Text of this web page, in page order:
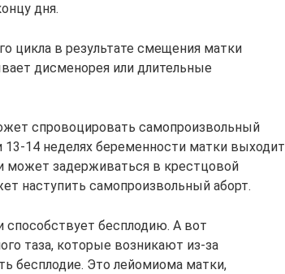
дня.
цикла в результате смещения матки
дисменорея или длительные
спровоцировать самопроизвольный
14 неделях беременности матки выходит
может задерживаться в крестцовой
наступить самопроизвольный аборт.
способствует бесплодию. А вот
таза, которые возникают из-за
бесплодие. Это лейомиома матки,